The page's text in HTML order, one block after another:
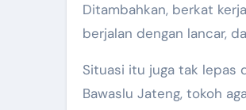
Ditambahkan, berkat
berjalan dengan lancar,
Situasi itu juga tak lepas
Bawaslu Jateng, tokoh